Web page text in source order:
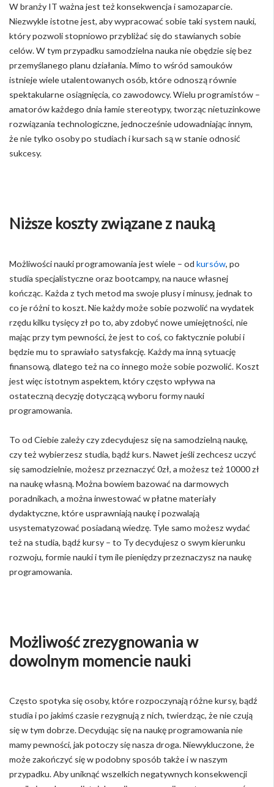
W branży IT ważna jest też konsekwencja i samozaparcie.
Niezwykle istotne jest, aby wypracować sobie taki system nauki,
który pozwoli stopniowo przybliżać się do stawianych sobie
celów. W tym przypadku samodzielna nauka nie obędzie się bez
przemyślanego planu działania. Mimo to wśród samouków
istnieje wiele utalentowanych osób, które odnoszą równie
spektakularne osiągnięcia, co zawodowcy. Wielu programistów –
amatorów każdego dnia łamie stereotypy, tworząc nietuzinkowe
rozwiązania technologiczne, jednocześnie udowadniając innym,
że nie tylko osoby po studiach i kursach są w stanie odnosić
sukcesy.
Niższe koszty związane z nauką
Możliwości nauki programowania jest wiele – od kursów, po
studia specjalistyczne oraz bootcampy, na nauce własnej
kończąc. Każda z tych metod ma swoje plusy i minusy, jednak to
co je różni to koszt. Nie każdy może sobie pozwolić na wydatek
rzędu kilku tysięcy zł po to, aby zdobyć nowe umiejętności, nie
mając przy tym pewności, że jest to coś, co faktycznie polubi i
będzie mu to sprawiało satysfakcję. Każdy ma inną sytuację
finansową, dlatego też na co innego może sobie pozwolić. Koszt
jest więc istotnym aspektem, który często wpływa na
ostateczną decyzję dotyczącą wyboru formy nauki
programowania.
To od Ciebie zależy czy zdecydujesz się na samodzielną naukę,
czy też wybierzesz studia, bądź kurs. Nawet jeśli zechcesz uczyć
się samodzielnie, możesz przeznaczyć 0zł, a możesz też 10000 zł
na naukę własną. Można bowiem bazować na darmowych
poradnikach, a można inwestować w płatne materiały
dydaktyczne, które usprawniają naukę i pozwalają
usystematyzować posiadaną wiedzę. Tyle samo możesz wydać
też na studia, bądź kursy – to Ty decydujesz o swym kierunku
rozwoju, formie nauki i tym ile pieniędzy przeznaczysz na naukę
programowania.
Możliwość zrezygnowania w
dowolnym momencie nauki
Często spotyka się osoby, które rozpoczynają różne kursy, bądź
studia i po jakimś czasie rezygnują z nich, twierdząc, że nie czują
się w tym dobrze. Decydując się na naukę programowania nie
mamy pewności, jak potoczy się nasza droga. Niewykluczone, że
może zakończyć się w podobny sposób także i w naszym
przypadku. Aby uniknąć wszelkich negatywnych konsekwencji